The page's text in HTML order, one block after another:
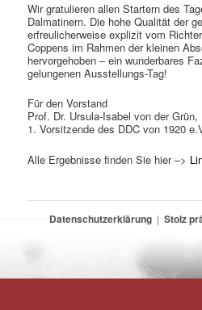
Wir gratulieren allen Startern des
Dalmatinern. Die hohe Qualität der
erfreulicherweise explizit vom
Coppens im Rahmen der kleinen
hervorgehoben – ein wunderbares
gelungenen Ausstellungs-Tag!
Für den Vorstand
Prof. Dr. Ursula-Isabel von der Grün,
1. Vorsitzende des DDC von 1920
Alle Ergebnisse finden Sie hier –>
Datenschutzerklärung Stolz